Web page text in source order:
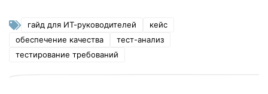
гайд для ИТ-руководителей
кейс
обеспечение качества
тест-анализ
тестирование требований